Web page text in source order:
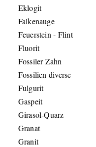
Eklogit
Falkenauge
Feuerstein - Flint
Fluorit
Fossiler Zahn
Fossilien diverse
Fulgurit
Gaspeit
Girasol-Quarz
Granat
Granit